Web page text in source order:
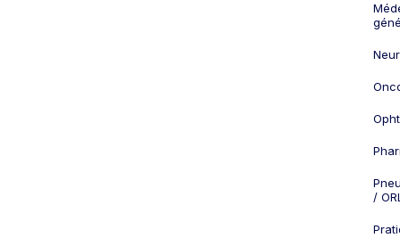
/